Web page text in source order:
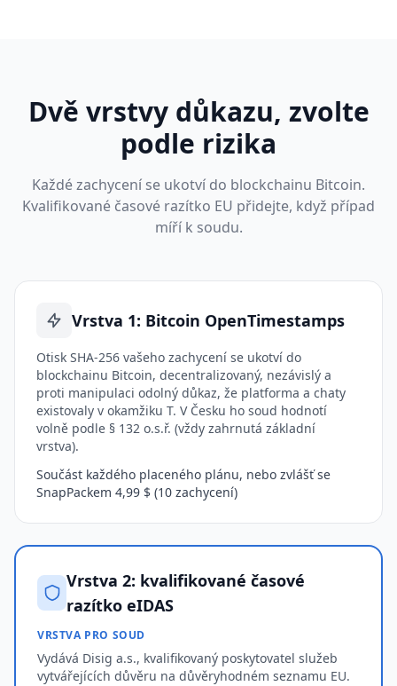
Dvě vrstvy důkazu, zvolte
podle rizika
Každé zachycení se ukotví do blockchainu Bitcoin.
Kvalifikované časové razítko EU přidejte, když případ
míří k soudu.
Vrstva 1: Bitcoin OpenTimestamps
Otisk SHA-256 vašeho zachycení se ukotví do
blockchainu Bitcoin, decentralizovaný, nezávislý a
proti manipulaci odolný důkaz, že platforma a chaty
existovaly v okamžiku T. V Česku ho soud hodnotí
volně podle § 132 o.s.ř. (vždy zahrnutá základní
vrstva).
Součást každého placeného plánu, nebo zvlášť se
SnapPackem 4,99 $ (10 zachycení)
Vrstva 2: kvalifikované časové
razítko eIDAS
VRSTVA PRO SOUD
Vydává Disig a.s., kvalifikovaný poskytovatel služeb
vytvářejících důvěru na důvěryhodném seznamu EU.